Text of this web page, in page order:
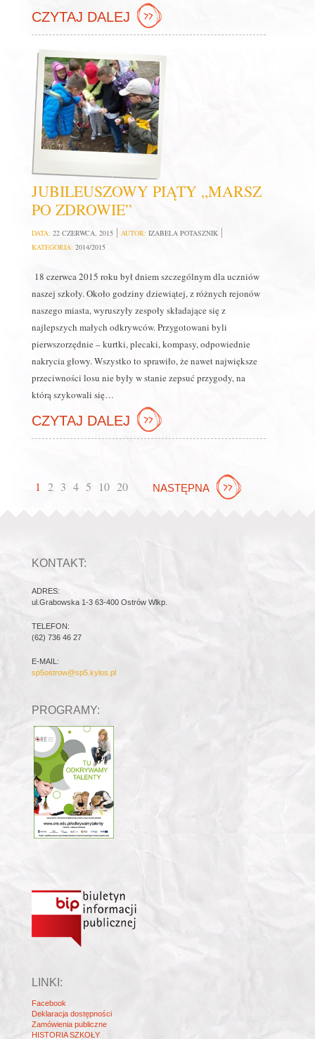
CZYTAJ DALEJ
JUBILEUSZOWY PIĄTY „MARSZ
PO ZDROWIE”
DATA: 22 CZERWCA, 2015 AUTOR: IZABELA POTASZNIK
KATEGORIA: 2014/2015
18 czerwca 2015 roku był dniem szczególnym dla uczniów
naszej szkoły. Około godziny dziewiątej, z różnych rejonów
naszego miasta, wyruszyły zespoły składające się z
najlepszych małych odkrywców. Przygotowani byli
pierwszorzędnie – kurtki, plecaki, kompasy, odpowiednie
nakrycia głowy. Wszystko to sprawiło, że nawet największe
przeciwności losu nie były w stanie zepsuć przygody, na
którą szykowali się…
CZYTAJ DALEJ
1 2 3 4 5 10 20 NASTĘPNA
KONTAKT:
ADRES:
ul.Grabowska 1-3 63-400 Ostrów Wlkp.
TELEFON:
(62) 736 46 27
E-MAIL:
sp5ostrow@sp5.kylos.pl
PROGRAMY:
LINKI:
Facebook
Deklaracja dostępności
Zamówienia publiczne
HISTORIA SZKOŁY